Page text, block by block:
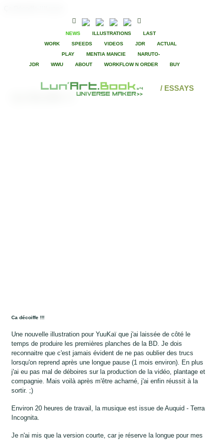
NEWS ILLUSTRATIONS
LAST
WORK
SPEEDS VIDEOS JDR
ACTUAL
PLAY
MENTIA MANCIE
NARUTO-
JDR
WWU ABOUT WORKFLOW N ORDER BUY
/ ESSAYS
Ca décoiffe !!!
Une nouvelle illustration pour YuuKaï que j'ai laissée de côté le
temps de produire les premières planches de la BD. Je dois
reconnaitre que c'est jamais évident de ne pas oublier des trucs
lorsqu'on reprend après une longue pause (1 mois environ). En plus
j'ai eu pas mal de déboires sur la production de la vidéo, plantage et
compagnie. Mais voilà après m'être acharné, j'ai enfin réussit à la
sortir. ;)
Environ 20 heures de travail, la musique est issue de Auquid - Terra
Incognita.
Je n'ai mis que la version courte, car je réserve la longue pour mes